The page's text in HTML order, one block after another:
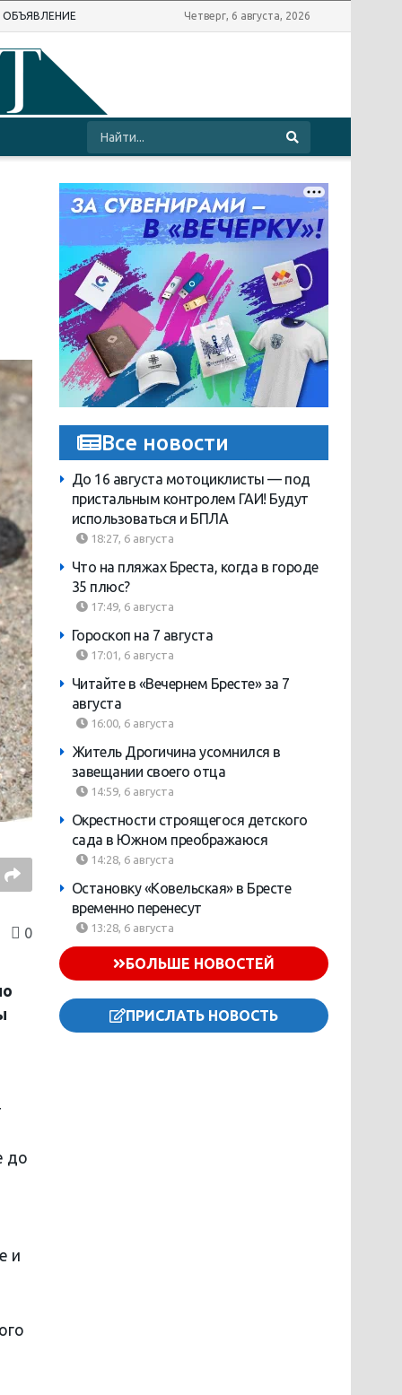
ОБЪЯВЛЕНИЕ Четверг, 6 августа, 2026
0
до
и
Все новости
До 16 августа мотоциклисты — под
пристальным контролем ГАИ! Будут
использоваться и БПЛА
18:27, 6 августа
Что на пляжах Бреста, когда в городе
35 плюс?
17:49, 6 августа
Гороскоп на 7 августа
17:01, 6 августа
Читайте в «Вечернем Бресте» за 7
августа
16:00, 6 августа
Житель Дрогичина усомнился в
завещании своего отца
14:59, 6 августа
Окрестности строящегося детского
сада в Южном преображаюся
14:28, 6 августа
Остановку «Ковельская» в Бресте
временно перенесут
13:28, 6 августа
БОЛЬШЕ НОВОСТЕЙ
ПРИСЛАТЬ НОВОСТЬ